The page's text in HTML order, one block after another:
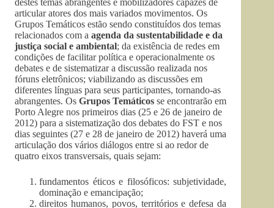
destes temas abrangentes e mobilizadores capazes de
articular atores dos mais variados movimentos. Os
Grupos Temáticos estão sendo constituídos dos temas
relacionados com a agenda da sustentabilidade e da
justiça social e ambiental; da existência de redes em
condições de facilitar política e operacionalmente os
debates e de sistematizar a discussão realizada nos
fóruns eletrônicos; viabilizando as discussões em
diferentes línguas para seus participantes, tornando-as
abrangentes. Os Grupos Temáticos se encontrarão em
Porto Alegre nos primeiros dias (25 e 26 de janeiro de
2012) para a sistematização dos debates do FST e nos
dias seguintes (27 e 28 de janeiro de 2012) haverá uma
articulação dos vários diálogos entre si ao redor de
quatro eixos transversais, quais sejam:
fundamentos éticos e filosóficos: subjetividade,
dominação e emancipação;
direitos humanos, povos, territórios e defesa da